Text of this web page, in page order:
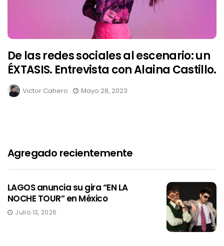
De las redes sociales al escenario: un
ÉXTASIS. Entrevista con Alaina Castillo.
Victor Cahero Mayo 28, 2023
Agregado recientemente
LAGOS anuncia su gira “EN LA
NOCHE TOUR” en México
Julio 13, 2026